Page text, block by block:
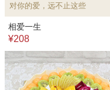
对你的爱，远不止这些
相爱一生
¥208